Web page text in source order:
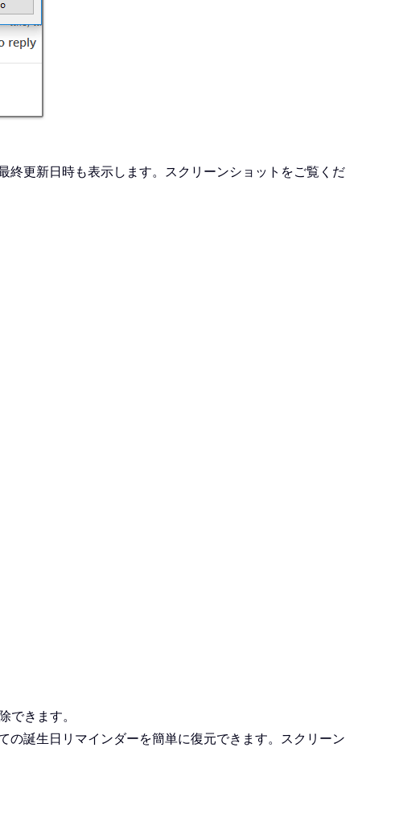
終更新日時も表示します。スクリーンショットをご覧くだ
きます。
の誕生日リマインダーを簡単に復元できます。スクリーン